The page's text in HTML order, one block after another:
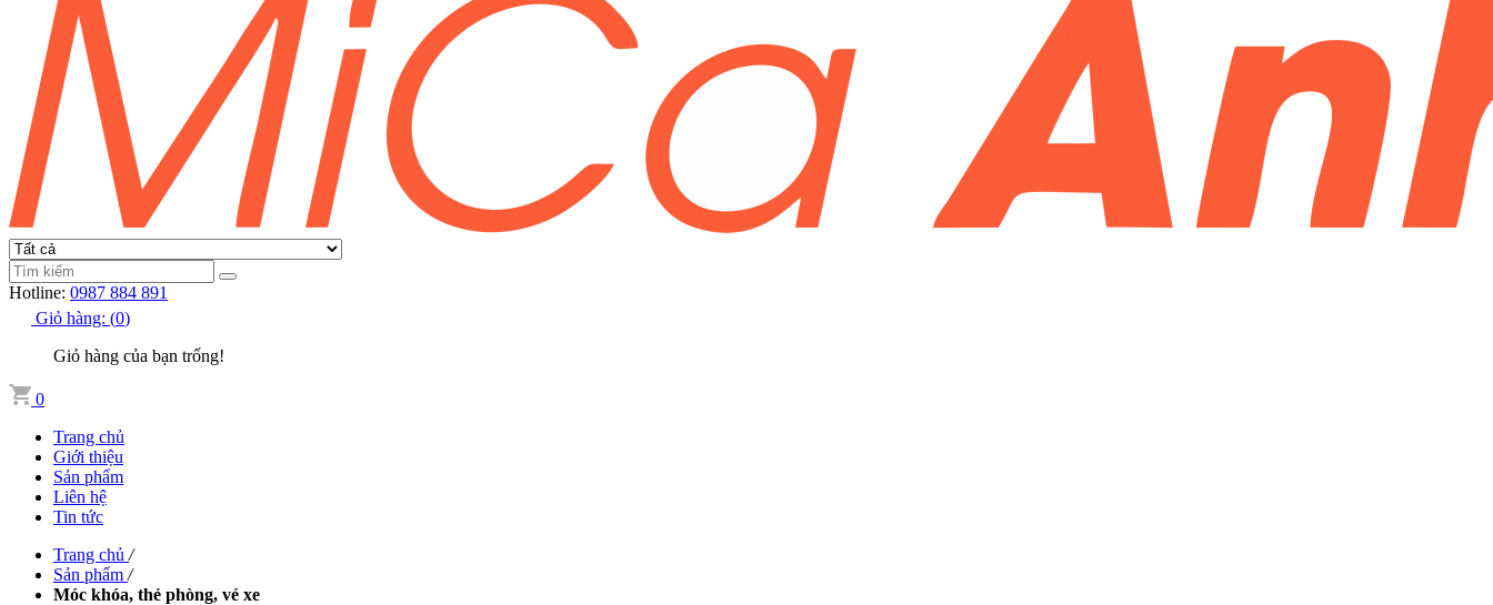
Hotline: 0987 884 891
Giỏ hàng: (0)
Giỏ hàng của bạn trống!
0
Trang chủ
Giới thiệu
Sản phẩm
Liên hệ
Tin tức
Trang chủ /
Sản phẩm /
Móc khóa, thẻ phòng, vé xe